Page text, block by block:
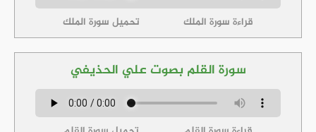
قراءة سورة الملك تحميل سورة الملك
سورة القلم بصوت علي الحذيفي